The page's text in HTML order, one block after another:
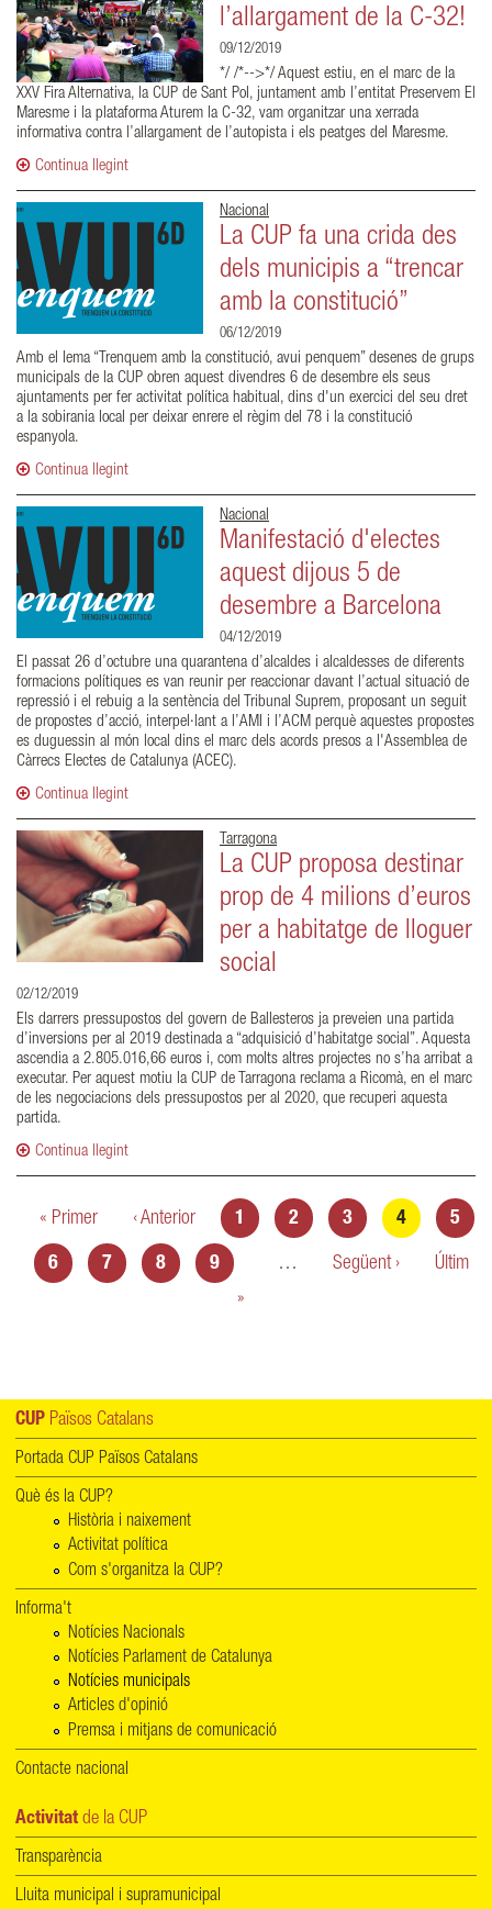
l’allargament de la C-32!
09/12/2019
*/ /*-->*/ Aquest estiu, en el marc de la
XXV Fira Alternativa, la CUP de Sant Pol, juntament amb l’entitat Preservem El
Maresme i la plataforma Aturem la C-32, vam organitzar una xerrada
informativa contra l’allargament de l’autopista i els peatges del Maresme.
Continua llegint
Nacional
La CUP fa una crida des
dels municipis a “trencar
amb la constitució”
06/12/2019
Amb el lema “Trenquem amb la constitució, avui penquem” desenes de grups
municipals de la CUP obren aquest divendres 6 de desembre els seus
ajuntaments per fer activitat política habitual, dins d'un exercici del seu dret
a la sobirania local per deixar enrere el règim del 78 i la constitució
espanyola.
Continua llegint
Nacional
Manifestació d'electes
aquest dijous 5 de
desembre a Barcelona
04/12/2019
El passat 26 d’octubre una quarantena d’alcaldes i alcaldesses de diferents
formacions polítiques es van reunir per reaccionar davant l’actual situació de
repressió i el rebuig a la sentència del Tribunal Suprem, proposant un seguit
de propostes d’acció, interpel·lant a l’AMI i l’ACM perquè aquestes propostes
es duguessin al món local dins el marc dels acords presos a l'Assemblea de
Càrrecs Electes de Catalunya (ACEC).
Continua llegint
Tarragona
La CUP proposa destinar
prop de 4 milions d’euros
per a habitatge de lloguer
social
02/12/2019
Els darrers pressupostos del govern de Ballesteros ja preveien una partida
d’inversions per al 2019 destinada a “adquisició d’habitatge social”. Aquesta
ascendia a 2.805.016,66 euros i, com molts altres projectes no s’ha arribat a
executar. Per aquest motiu la CUP de Tarragona reclama a Ricomà, en el marc
de les negociacions dels pressupostos per al 2020, que recuperi aquesta
partida.
Continua llegint
Pàgines
« Primer ‹ Anterior 1 2 3 4 5
6 7 8 9 … Següent ›
Últim
»
CUP Països Catalans
Portada CUP Països Catalans
Què és la CUP?
Història i naixement
Activitat política
Com s'organitza la CUP?
Informa't
Notícies Nacionals
Notícies Parlament de Catalunya
Notícies municipals
Articles d'opinió
Premsa i mitjans de comunicació
Contacte nacional
Activitat de la CUP
Transparència
Lluita municipal i supramunicipal